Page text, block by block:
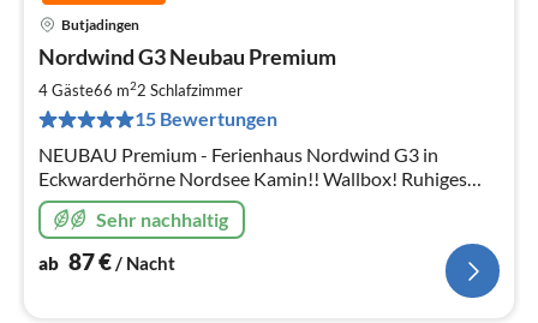
Butjadingen
Nordwind G3 Neubau Premium
4 Gäste66 m22 Schlafzimmer
15 Bewertungen
NEUBAU Premium - Ferienhaus Nordwind G3 in
Eckwarderhörne Nordsee Kamin!! Wallbox! Ruhiges
und erholsames Gebiet! Deich und Binnensee fußläufig
erreichbar. Komplett umzäunt!
Sehr nachhaltig
ab 87€/ Nacht